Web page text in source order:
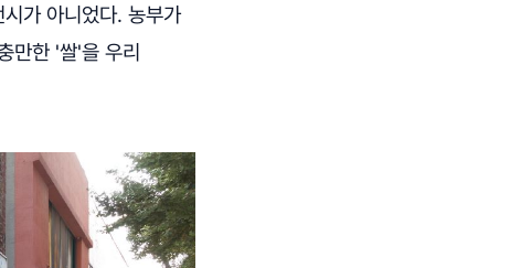
가 아니었다. 농부가
만한 '쌀'을 우리